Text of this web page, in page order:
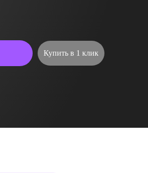
Купить в 1 клик